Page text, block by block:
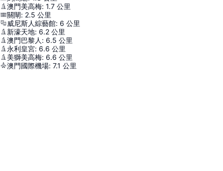
澳門美高梅: 1.7 公里
關閘: 2.5 公里
威尼斯人綜藝館: 6 公里
新濠天地: 6.2 公里
澳門巴黎人 : 6.5 公里
永利皇宮: 6.6 公里
美獅美高梅: 6.6 公里
澳門國際機場: 7.1 公里